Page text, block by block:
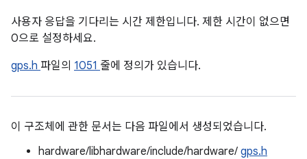
사용자 응답을 기다리는 시간 제한입니다. 제한 시간이 없으면
0으로 설정하세요.
gps.h 파일의 1051 줄에 정의가 있습니다.
이 구조체에 관한 문서는 다음 파일에서 생성되었습니다.
hardware/libhardware/include/hardware/ gps.h